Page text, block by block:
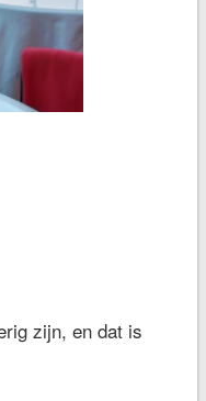
zijn, en dat is